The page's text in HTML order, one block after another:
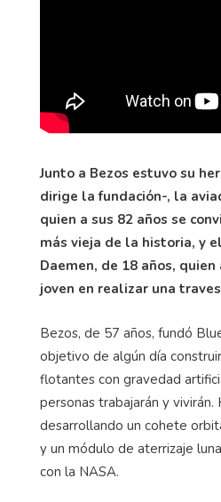
Junto a Bezos estuvo su
dirige la fundación-, la
quien a sus 82 años se
más vieja de la historia, y
Daemen, de 18 años,
joven en realizar una
Bezos, de 57 años, fundó
objetivo de algún día
flotantes con gravedad
personas trabajarán y vivirán.
desarrollando un cohete
y un módulo de aterrizaje
con la NASA.